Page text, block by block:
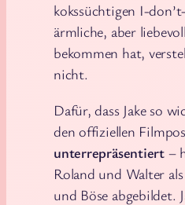
kokssüchtigen I-
ärmliche, aber
bekommen hat,
nicht.
Dafür, dass Jake so
den offiziellen
unterrepräsentiert –
Roland und Walter
und Böse abgebildet.